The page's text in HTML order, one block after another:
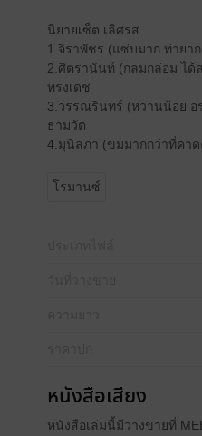
นิยายเซ็ต เลิศรส
1.จิราพัชร (แซ่บมาก ท่ายา
2.ศิตรานันท์ (กลมกล่อม ได้
ทรงเดช
3.วรรณรินทร์ (หวานน้อย
ธามวัต
4.มุนิลภา (ขมมากกว่าที่คา
โรมานซ์
หนังสือเสียง
หนังสือเล่มนี้มีวางขายที่